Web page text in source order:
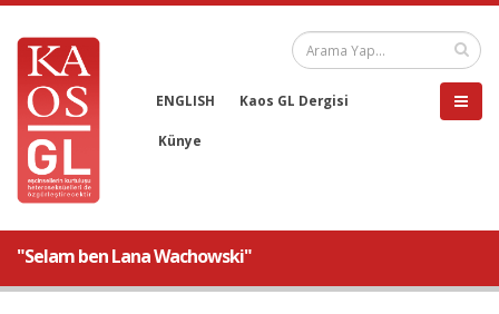
ENGLISH Kaos GL Dergisi
Künye
"Selam ben Lana Wachowski"